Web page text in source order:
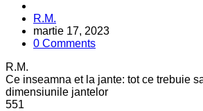
Posted
by
R.M.
martie 17, 2023
0 Comments
R.M.
Ce inseamna et la jante: tot ce trebuie
dimensiunile jantelor
551